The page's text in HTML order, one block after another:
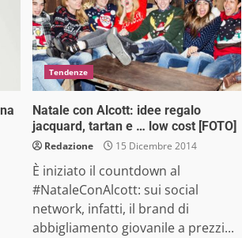
Tendenze
Natale con Alcott: idee regalo
jacquard, tartan e … low cost [FOTO]
Redazione 15 Dicembre 2014
È iniziato il countdown al
#NataleConAlcott: sui social
network, infatti, il brand di
abbigliamento giovanile a prezzi...